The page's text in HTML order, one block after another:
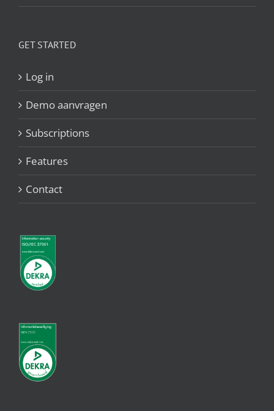
GET STARTED
Log in
Demo aanvragen
Subscriptions
Features
Contact